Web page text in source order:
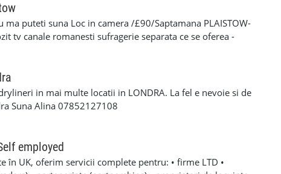
categoria B valabil • Mijloc de transport propriu
Se oferă: • Salariu atractiv, în funcție de experiență și
• Diurnă / plată transport • Suport tehnic continuu și
și cursuri de calificare • Mediu de lucru stabil cu
de lucru suplimentar în weekend (opțional)
ma puteti suna Loc in camera /£90/Saptamana PLAISTOW-
tv canale romanesti sufragerie separata ce se oferea -
-fiecare camera beneficiaza de frigider separat -wi-fi
plata saptaminala , (nu se face cazare/plateste mai putin
in mai multe locatii in LONDRA. La fel e nevoie si de
Suna Alina 07852127108
employed
în UK, oferim servicii complete pentru: • firme LTD •